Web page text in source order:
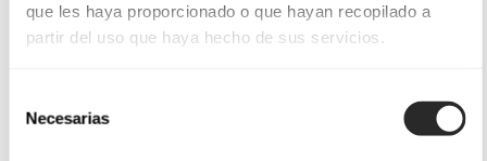
que les haya proporcionado o que hayan recopilado a
partir del uso que haya hecho de sus servicios.
Necesarias